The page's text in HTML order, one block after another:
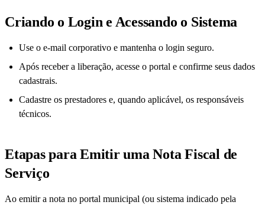
Criando o Login e Acessando o Sistema
Use o e-mail corporativo e mantenha o login seguro.
Após receber a liberação, acesse o portal e confirme seus dados
cadastrais.
Cadastre os prestadores e, quando aplicável, os responsáveis
técnicos.
Etapas para Emitir uma Nota Fiscal de
Serviço
Ao emitir a nota no portal municipal (ou sistema indicado pela